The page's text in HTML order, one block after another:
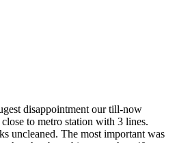
disappointment our till-now
to metro station with 3 lines.
uncleaned. The most important was